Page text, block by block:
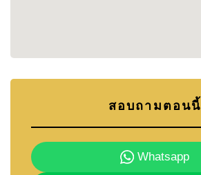
Walking Street – 5 กม.
สอบถามตอนนี้
Whatsapp